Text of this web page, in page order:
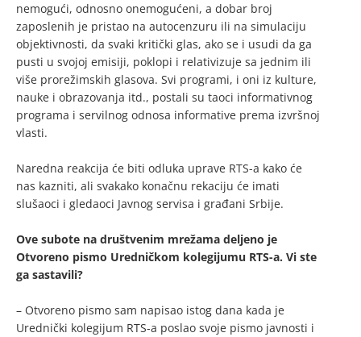
nemogući, odnosno onemogućeni, a dobar broj
zaposlenih je pristao na autocenzuru ili na simulaciju
objektivnosti, da svaki kritički glas, ako se i usudi da ga
pusti u svojoj emisiji, poklopi i relativizuje sa jednim ili
više prorežimskih glasova. Svi programi, i oni iz kulture,
nauke i obrazovanja itd., postali su taoci informativnog
programa i servilnog odnosa informative prema izvršnoj
vlasti.
Naredna reakcija će biti odluka uprave RTS-a kako će
nas kazniti, ali svakako konačnu rekaciju će imati
slušaoci i gledaoci Javnog servisa i građani Srbije.
Ove subote na društvenim mrežama deljeno je
Otvoreno pismo Uredničkom kolegijumu RTS-a. Vi ste
ga sastavili?
– Otvoreno pismo sam napisao istog dana kada je
Urednički kolegijum RTS-a poslao svoje pismo javnosti i